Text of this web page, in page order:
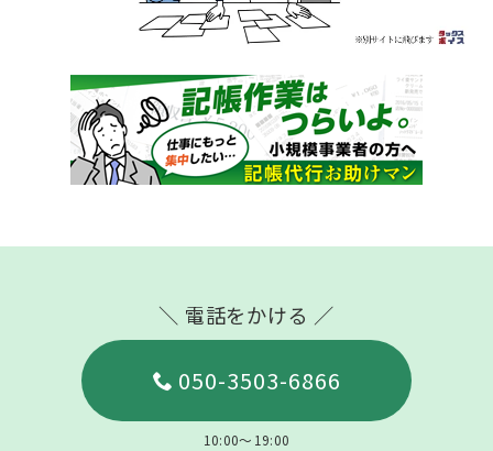
＼ 電話をかける ／
050-3503-6866
10:00～19:00